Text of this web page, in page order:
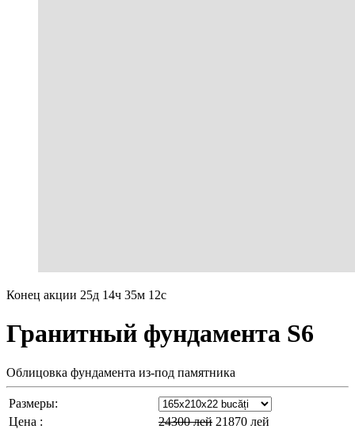
Конец акции 25д 14ч 35м 11с
Гранитный фундамента S6
Облицовка фундамента из-под памятника
Размеры:
Цена :
24300лей 21870 лей